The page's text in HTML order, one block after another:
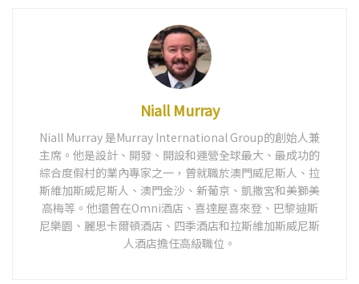
Niall Murray
Niall Murray 是Murray International Group的創始人兼
主席。他是設計、開發、開設和運營全球最大、最成功的
綜合度假村的業內專家之一，曾就職於澳門威尼斯人、拉
斯維加斯威尼斯人、澳門金沙、新葡京、凱撒宮和美獅美
高梅等。他還曾在Omni酒店、喜達屋喜來登、巴黎迪斯
尼樂園、麗思卡爾頓酒店、四季酒店和拉斯維加斯威尼斯
人酒店擔任高級職位。